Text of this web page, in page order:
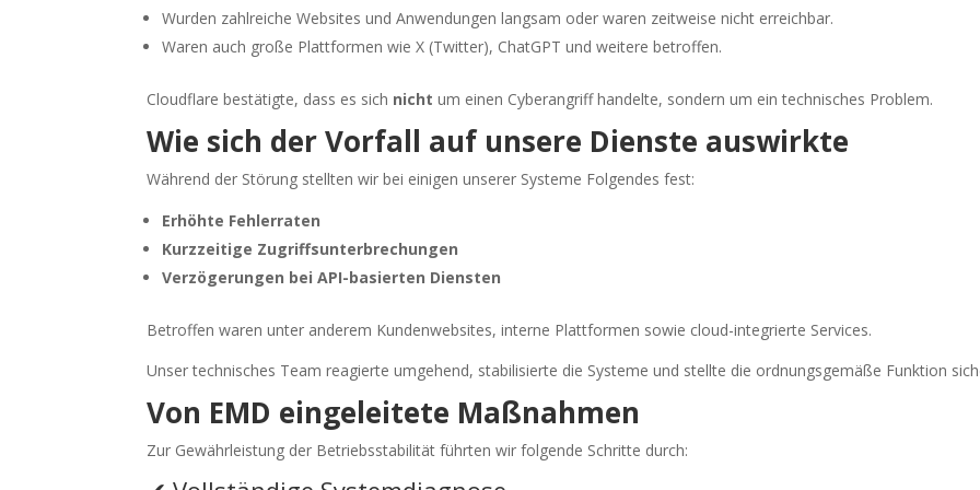
Wurden zahlreiche Websites und Anwendungen langsam oder waren zeitweise nicht erreichbar.
Waren auch große Plattformen wie X (Twitter), ChatGPT und weitere betroffen.
Cloudflare bestätigte, dass es sich nicht um einen Cyberangriff handelte, sondern um ein technisches Problem.
Wie sich der Vorfall auf unsere Dienste auswirkte
Während der Störung stellten wir bei einigen unserer Systeme Folgendes fest:
Erhöhte Fehlerraten
Kurzzeitige Zugriffsunterbrechungen
Verzögerungen bei API-basierten Diensten
Betroffen waren unter anderem Kundenwebsites, interne Plattformen sowie cloud-integrierte Services.
Unser technisches Team reagierte umgehend, stabilisierte die Systeme und stellte die ordnungsgemäße Funktion
Von EMD eingeleitete Maßnahmen
Zur Gewährleistung der Betriebsstabilität führten wir folgende Schritte durch: